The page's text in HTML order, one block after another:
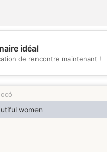
idéal
de rencontre maintenant !
women